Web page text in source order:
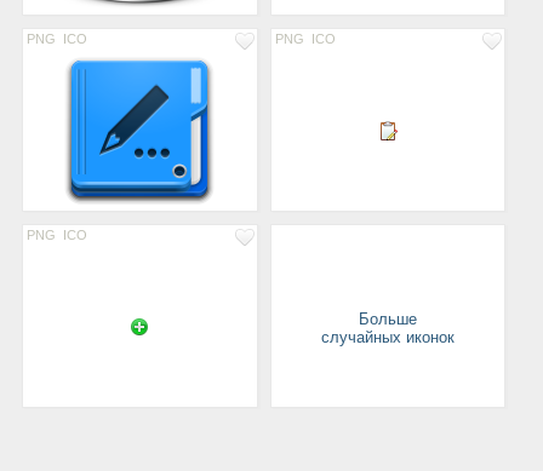
PNG ICO PNG ICO
PNG ICO
Больше
случайных иконок